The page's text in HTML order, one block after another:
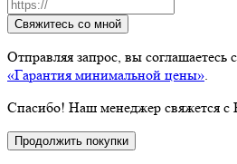
Свяжитесь со мной
Отправляя запрос, вы
«Гарантия минимальной цены».
Спасибо! Наш менеджер свяжется
Продолжить покупки